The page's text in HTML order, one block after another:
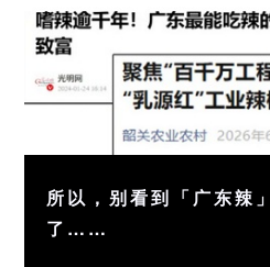
所以，别看到「广东辣
了……